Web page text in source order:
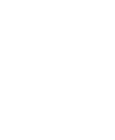
sind:
die